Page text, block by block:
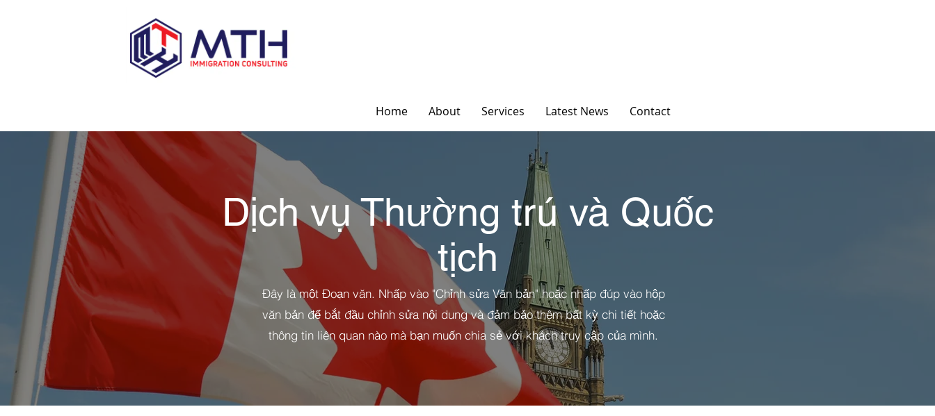
Home About Services Latest News Contact
Dịch vụ Thường trú và Quốc
tịch
Đây là một Đoạn văn. Nhấp vào "Chỉnh sửa Văn bản" hoặc nhấp đúp vào hộp
văn bản để bắt đầu chỉnh sửa nội dung và đảm bảo thêm bất kỳ chi tiết hoặc
thông tin liên quan nào mà bạn muốn chia sẻ với khách truy cập của mình.